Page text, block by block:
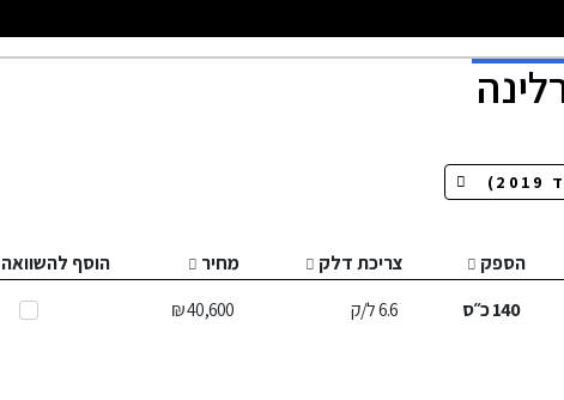
הספק צריכת דלק מחיר
הוסף להשוואה
140כ״ס 6.6ל/ק 40,600 ₪